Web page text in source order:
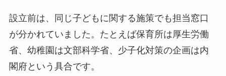
設立前は、同じ子どもに関する施策でも担当窓口
が分かれていました。たとえば保育所は厚生労働
省、幼稚園は文部科学省、少子化対策の企画は内
閣府という具合です。